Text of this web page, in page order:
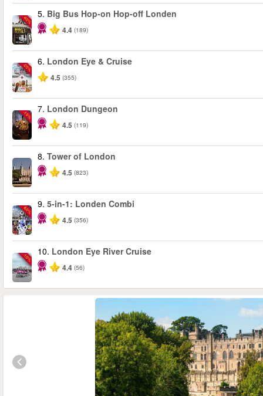
-40%
5. Big Bus Hop-on Hop-off Londen
4.4 (189)
-20%
6. London Eye & Cruise
4.5 (355)
-15%
7. London Dungeon
4.5 (119)
8. Tower of London
4.5 (823)
-60%
9. 5-in-1: Londen Combi
4.5 (356)
-10%
10. London Eye River Cruise
4.4 (56)